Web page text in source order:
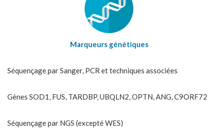
Marqueurs génétiques
Séquençage par Sanger, PCR et techniques associées
Gènes SOD1, FUS, TARDBP, UBQLN2, OPTN, ANG, C9ORF72
Séquençage par NGS (excepté WES)